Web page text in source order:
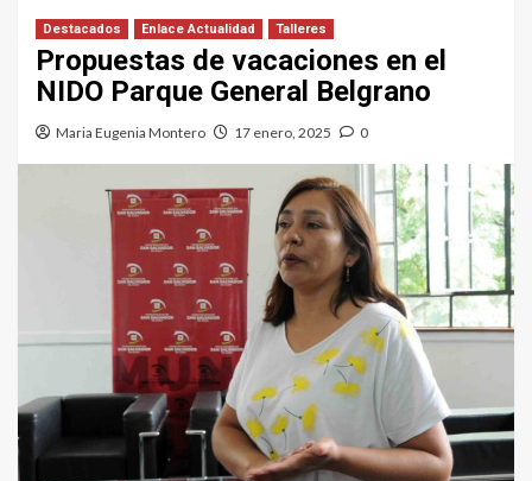
Destacados Enlace Actualidad Talleres
Propuestas de vacaciones en el
NIDO Parque General Belgrano
Maria Eugenia Montero 17 enero, 2025 0